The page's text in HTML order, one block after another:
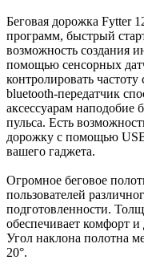
Беговая дорожка Fytter
программ, быстрый
возможность создания
помощью сенсорных
контролировать
bluetooth-передатчик
аксессуарам наподобие
пульса. Есть
дорожку с помощью
вашего гаджета.
Огромное беговое
пользователей
подготовленности.
обеспечивает комфорт
Угол наклона полотна
20°.